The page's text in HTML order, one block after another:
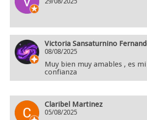
Victoria Sansaturnino
08/08/2025
Muy bien muy amables , es
confianza
Claribel Martinez
05/08/2025